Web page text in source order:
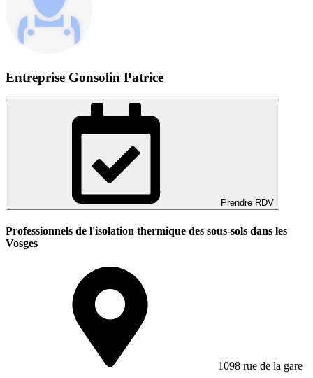
Entreprise Gonsolin Patrice
Prendre RDV
Professionnels de l'isolation thermique des sous-sols dans les
Vosges
1098 rue de la gare